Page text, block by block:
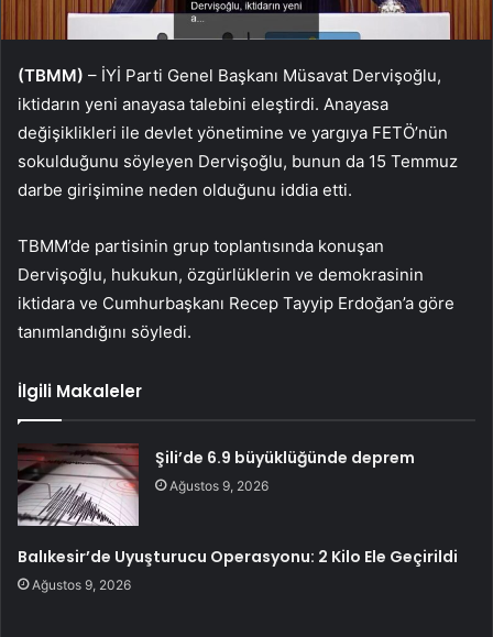
(TBMM) – İYİ Parti Genel Başkanı Müsavat Dervişoğlu,
iktidarın yeni anayasa talebini eleştirdi. Anayasa
değişiklikleri ile devlet yönetimine ve yargıya FETÖ’nün
sokulduğunu söyleyen Dervişoğlu, bunun da 15 Temmuz
darbe girişimine neden olduğunu iddia etti.
TBMM’de partisinin grup toplantısında konuşan
Dervişoğlu, hukukun, özgürlüklerin ve demokrasinin
iktidara ve Cumhurbaşkanı Recep Tayyip Erdoğan’a göre
tanımlandığını söyledi.
İlgili Makaleler
Şili’de 6.9 büyüklüğünde deprem
Ağustos 9, 2026
Balıkesir’de Uyuşturucu Operasyonu: 2 Kilo Ele Geçirildi
Ağustos 9, 2026